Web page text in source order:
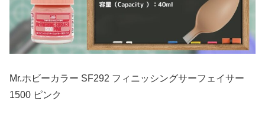
Mr.ホビーカラー SF292 フィニッシングサーフェイサー
1500 ピンク